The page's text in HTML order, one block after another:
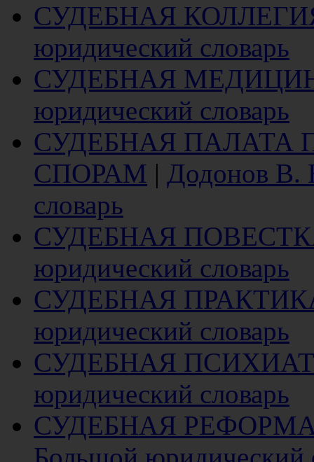
СУДЕБНАЯ
юридический словарь
СУДЕБНАЯ
юридический словарь
СУДЕБНАЯ
СПОРАМ | Додонов В.
словарь
СУДЕБНАЯ
юридический словарь
СУДЕБНАЯ
юридический словарь
СУДЕБНАЯ
юридический словарь
СУДЕБНАЯ РЕФОРМА